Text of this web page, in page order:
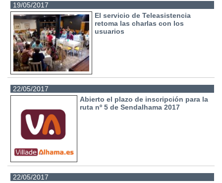
19/05/2017
El servicio de Teleasistencia
retoma las charlas con los
usuarios
22/05/2017
Abierto el plazo de inscripción para la
ruta nº 5 de Sendalhama 2017
22/05/2017